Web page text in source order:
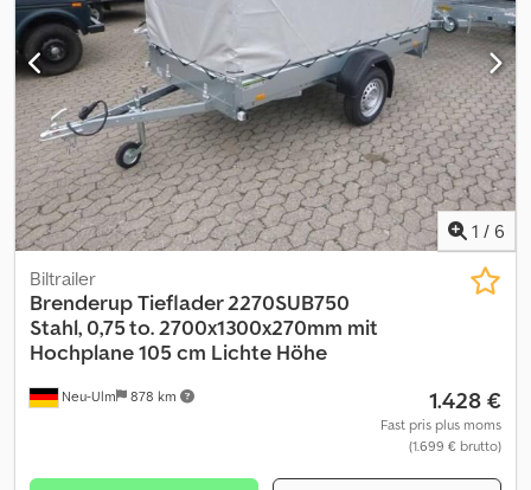
1 / 6
Neu-Ulm 878 km
Biltrailer
BrenderupTieflader 2270SUB750
Stahl, 0,75 to. 2700x1300x270mm mit
Hochplane 105 cm Lichte Höhe
1.428 €
Fast pris plus moms
(1.699 € brutto)